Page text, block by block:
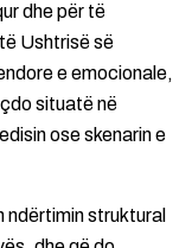
dhe për të
Ushtrisë së
e emocionale,
situatë në
ose skenarin e
ndërtimin struktural